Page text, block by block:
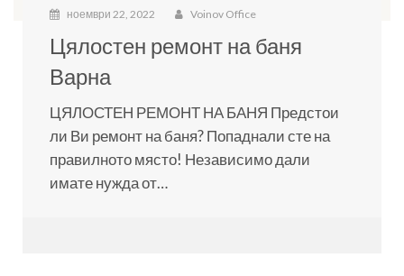
ноември 22, 2022 Voinov Office
Цялостен ремонт на баня
Варна
ЦЯЛОСТЕН РЕМОНТ НА БАНЯ Предстои
ли Ви ремонт на баня? Попаднали сте на
правилното място! Независимо дали
имате нужда от…